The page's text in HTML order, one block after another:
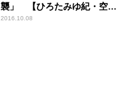
襲」 【ひろたみゆ紀・空を
仰いで】
2016.10.08